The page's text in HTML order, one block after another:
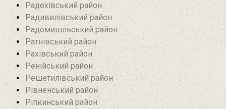
Радехівський район
Радивилівський район
Радомишльський район‎
Ратнівський район
Рахівський район
Ренійський район
Решетилівський район
Рівненський район
Ріпкинський район